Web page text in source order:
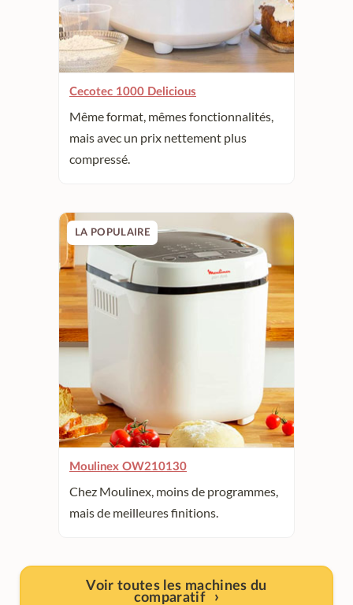
Cecotec 1000 Delicious
Même format, mêmes fonctionnalités,
mais avec un prix nettement plus
compressé.
LA POPULAIRE
Moulinex OW210130
Chez Moulinex, moins de programmes,
mais de meilleures finitions.
Voir toutes les machines du
comparatif